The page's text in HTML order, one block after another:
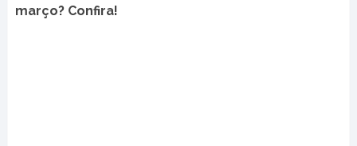
março? Confira!